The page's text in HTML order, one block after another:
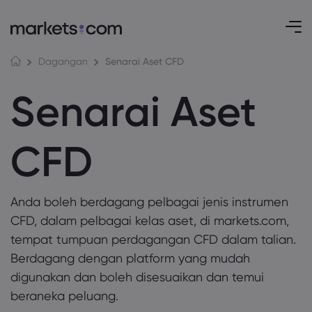
Dagangan Senarai Aset CFD
Senarai Aset
CFD
Anda boleh berdagang pelbagai jenis instrumen
CFD, dalam pelbagai kelas aset, di markets.com,
tempat tumpuan perdagangan CFD dalam talian.
Berdagang dengan platform yang mudah
digunakan dan boleh disesuaikan dan temui
beraneka peluang.